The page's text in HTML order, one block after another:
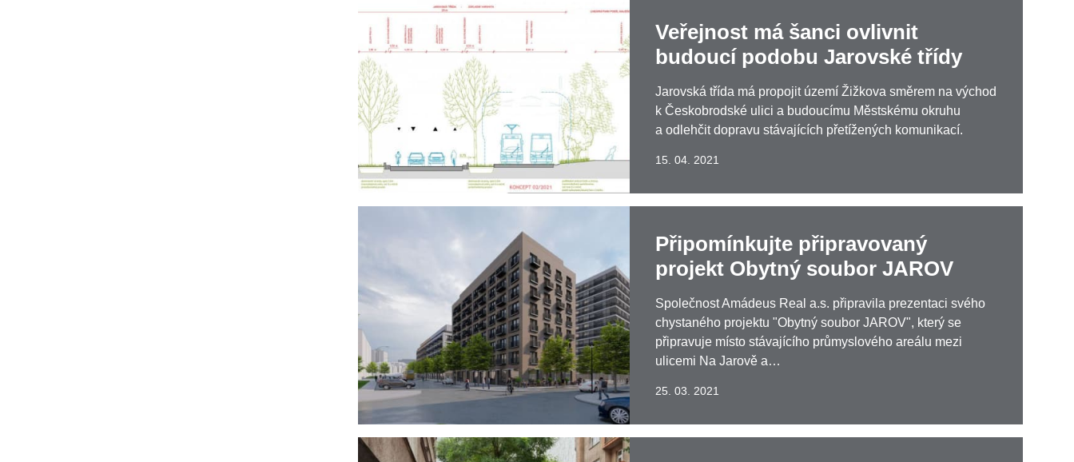
Veřejnost má šanci ovlivnit
budoucí podobu Jarovské třídy
Jarovská třída má propojit území Žižkova směrem na východ
k Českobrodské ulici a budoucímu Městskému okruhu
a odlehčit dopravu stávajících přetížených komunikací.
15. 04. 2021
Připomínkujte připravovaný
projekt Obytný soubor JAROV
Společnost Amádeus Real a.s. připravila prezentaci svého
chystaného projektu "Obytný soubor JAROV", který se
připravuje místo stávajícího průmyslového areálu mezi
ulicemi Na Jarově a…
25. 03. 2021